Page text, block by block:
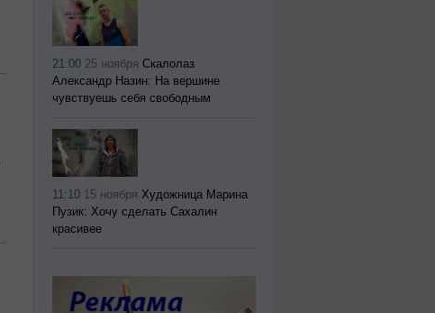
21:00 25 ноября Скалолаз
Александр Назин: На вершине
чувствуешь себя свободным
11:10 15 ноября Художница Марина
Пузик: Хочу сделать Сахалин
красивее